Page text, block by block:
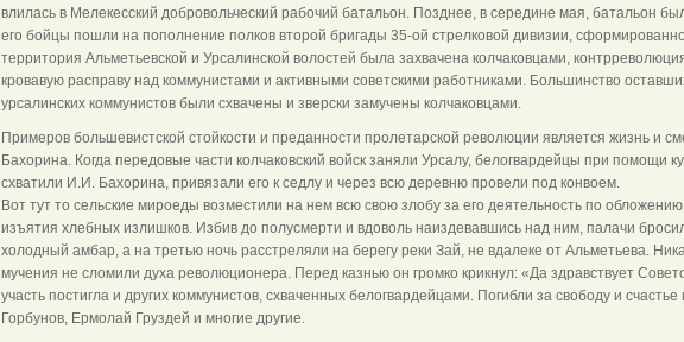
влилась в Мелекесский добровольческий рабочий батальон. Позднее, в середине мая, батальон
его бойцы пошли на пополнение полков второй бригады 35-ой стрелковой дивизии,
территория Альметьевской и Урсалинской волостей была захвачена колчаковцами,
кровавую расправу над коммунистами и активными советскими работниками. Большинство
урсалинских коммунистов были схвачены и зверски замучены колчаковцами.
Примеров большевистской стойкости и преданности пролетарской революции является жизнь и
Бахорина. Когда передовые части колчаковский войск заняли Урсалу, белогвардейцы при помощи
схватили И.И. Бахорина, привязали его к седлу и через всю деревню провели под конвоем.
Вот тут то сельские мироеды возместили на нем всю свою злобу за его деятельность по
изъятия хлебных излишков. Избив до полусмерти и вдоволь наиздевавшись над ним, палачи
холодный амбар, а на третью ночь расстреляли на берегу реки Зай, не вдалеке от Альметьева.
мучения не сломили духа революционера. Перед казнью он громко крикнул: «Да здравствует
участь постигла и других коммунистов, схваченных белогвардейцами. Погибли за свободу и
Горбунов, Ермолай Груздей и многие другие.